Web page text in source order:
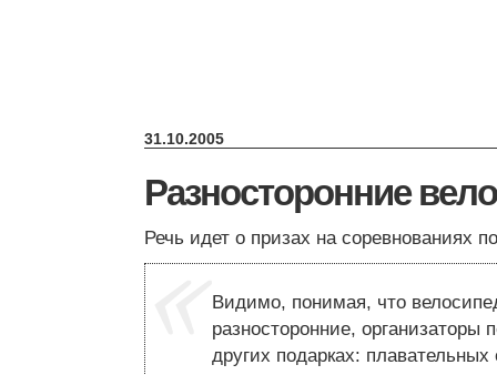
31.10.2005
Разносторонние
Речь идет о призах на соревнованиях
Видимо, понимая, что
разносторонние, организаторы
других подарках: